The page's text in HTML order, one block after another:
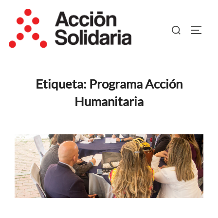
contenido
Buscar:
Etiqueta: Programa Acción
Humanitaria